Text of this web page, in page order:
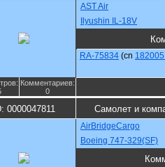
AST Air
Ilyushin IL-18V
RA-75834 (cn
Комментариев:
0
0000047811 Самолет и
AirBridgeCargo
Boeing 747-329(SF)